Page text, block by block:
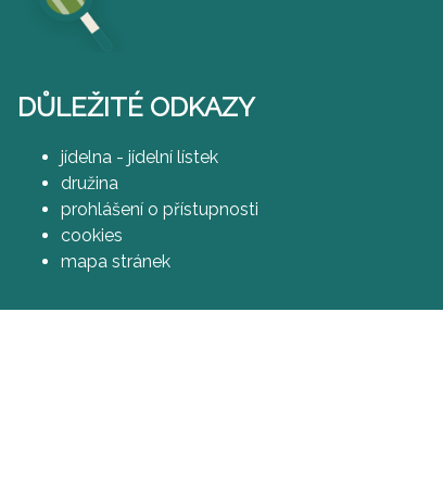
DŮLEŽITÉ ODKAZY
jídelna - jídelní lístek
družina
prohlášení o přístupnosti
cookies
mapa stránek